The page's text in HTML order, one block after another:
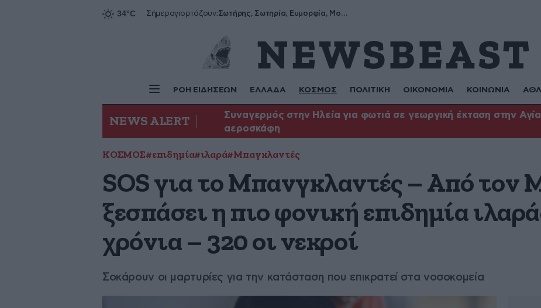
Σήμεραγιορτάζουν: Σωτήρης, Σωτηρία, Ευμορφία, Μορφούλα
ΡΟΗ ΕΙΔΗΣΕΩΝ ΕΛΛΑΔΑ ΚΟΣΜΟΣ ΠΟΛΙΤΙΚΗ ΟΙΚΟΝΟΜΙΑ ΚΟΙΝΩΝΙΑ
NEWS ALERT
Συναγερμός στην Ηλεία για φωτιά σε γεωργική έκταση στην
αεροσκάφη
ΚΟΣΜΟΣ#επιδημία#ιλαρά#Μπαγκλαντές
SOS για το Μπανγκλαντές – Από τον
ξεσπάσει η πιο φονική επιδημία
χρόνια – 320 οι νεκροί
Σοκάρουν οι μαρτυρίες για την κατάσταση που επικρατεί στα νοσοκομεία